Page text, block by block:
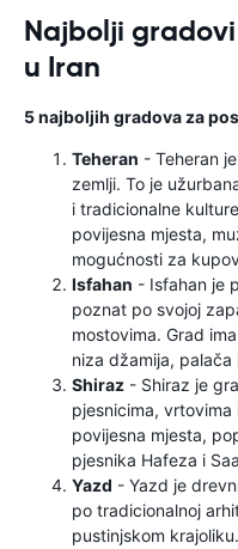
Najbolji
u Iran
5 najboljih gradova za
Teheran - Teheran
zemlji. To je
i tradicionalne
povijesna mjesta,
mogućnosti za
Isfahan - Isfahan je
poznat po svojoj
mostovima. Grad
niza džamija,
Shiraz - Shiraz je
pjesnicima, vrtovima
povijesna mjesta,
pjesnika Hafeza i
Yazd - Yazd je
po tradicionalnoj
pustinjskom